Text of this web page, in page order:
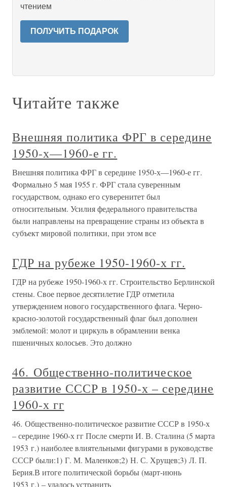
чтением
ПОЛУЧИТЬ ПОДАРОК
Читайте также
Внешняя политика ФРГ в середине
1950-х—1960-е гг.
Внешняя политика ФРГ в середине 1950-х—1960-е гг.
Формально 5 мая 1955 г. ФРГ стала суверенным
государством, однако его суверенитет был
относительным. Усилия федерального правительства
были направлены на превращение страны из объекта в
субъект мировой политики, при этом все
ГДР на рубеже 1950-1960-х гг.
ГДР на рубеже 1950-1960-х гг. Строительство Берлинской
стены. Свое первое десятилетие ГДР отметила
утверждением нового государственного флага. Черно-
красно-золотой государственный флаг был дополнен
эмблемой: молот и циркуль в обрамлении венка
пшеничных колосьев. Это должно
46. Общественно-политическое
развитие СССР в 1950-х – середине
1960-х гг
46. Общественно-политическое развитие СССР в 1950-х
– середине 1960-х гг После смерти И. В. Сталина (5 марта
1953 г.) наиболее влиятельными фигурами в руководстве
СССР были:1) Г. М. Маленков;2) Н. С. Хрущев;3) Л. П.
Берия.В итоге политической борьбы (март-июнь
1953 г.) – удалось устранить